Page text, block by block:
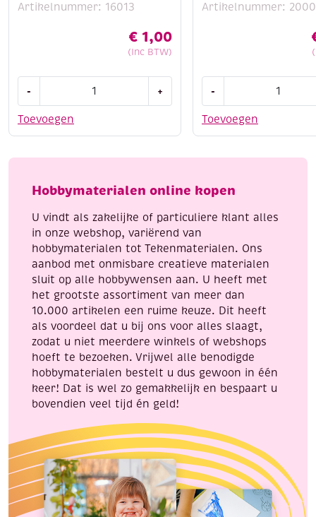
Artikelnummer: 16013
€ 1,00
(Inc BTW)
Toevoegen
-
satijnkoord,
meter,
aantal
+
Artikelnummer:
Toevoegen
-
veiligheidsspelden
stuks,
aantal
Hobbymaterialen online kopen
U vindt als zakelijke of particuliere klant alles
in onze webshop, variërend van
hobbymaterialen tot Tekenmaterialen. Ons
aanbod met onmisbare creatieve materialen
sluit op alle hobbywensen aan. U heeft met
het grootste assortiment van meer dan
10.000 artikelen een ruime keuze. Dit heeft
als voordeel dat u bij ons voor alles slaagt,
zodat u niet meerdere winkels of webshops
hoeft te bezoeken. Vrijwel alle benodigde
hobbymaterialen bestelt u dus gewoon in één
keer! Dat is wel zo gemakkelijk en bespaart u
bovendien veel tijd én geld!